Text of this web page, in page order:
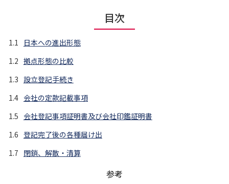
目次
1.1
日本への進出形態
1.2 拠点形態の比較
1.3 設立登記手続き
1.4 会社の定款記載事項
1.5 会社登記事項証明書及び会社印鑑証明書
1.6 登記完了後の各種届け出
1.7 閉鎖、解散・清算
参考